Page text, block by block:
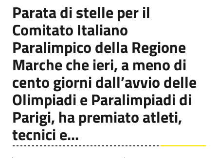
Parata di stelle per il
Comitato Italiano
Paralimpico della Regione
Marche che ieri, a meno di
cento giorni dall’avvio delle
Olimpiadi e Paralimpiadi di
Parigi, ha premiato atleti,
tecnici e...